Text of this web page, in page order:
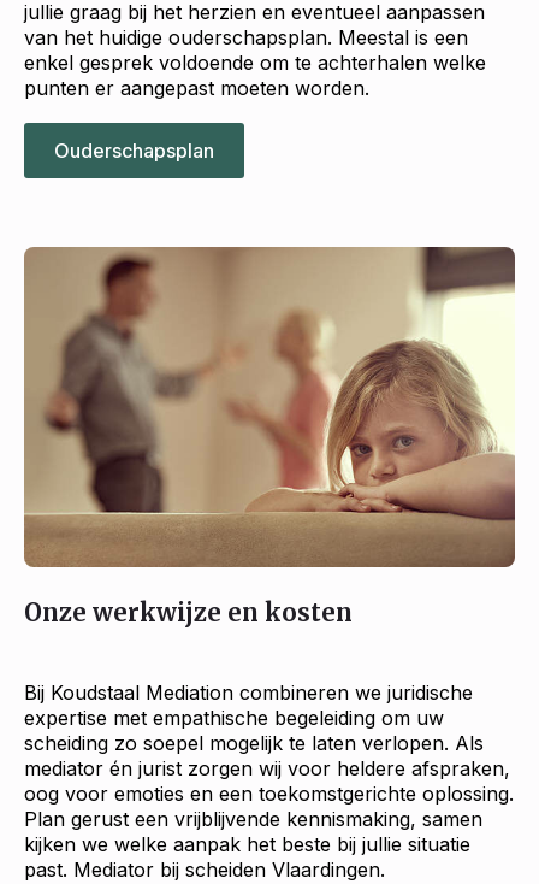
jullie graag bij het herzien en eventueel aanpassen
van het huidige ouderschapsplan. Meestal is een
enkel gesprek voldoende om te achterhalen welke
punten er aangepast moeten worden.
Ouderschapsplan
Onze werkwijze en kosten
Bij Koudstaal Mediation combineren we juridische
expertise met empathische begeleiding om uw
scheiding zo soepel mogelijk te laten verlopen. Als
mediator én jurist zorgen wij voor heldere afspraken,
oog voor emoties en een toekomstgerichte oplossing.
Plan gerust een vrijblijvende kennismaking, samen
kijken we welke aanpak het beste bij jullie situatie
past. Mediator bij scheiden Vlaardingen.